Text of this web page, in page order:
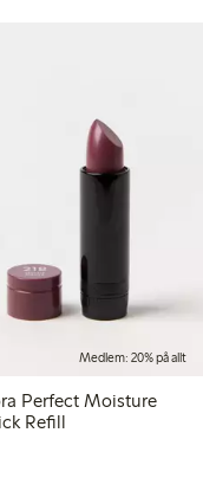
Medlem: 20% på allt
Perfect Moisture
Refill
kr